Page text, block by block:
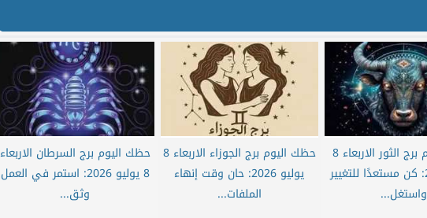
حظك اليوم برج الثور الاربعاء 8
يوليو 2026: كن مستعدًا للتغيير
واستغل...
حظك اليوم برج الجوزاء الاربعاء 8
يوليو 2026: حان وقت إنهاء
الملفات...
حظك اليوم برج السرطان الاربعاء
8 يوليو 2026: استمر في العمل
وثق...